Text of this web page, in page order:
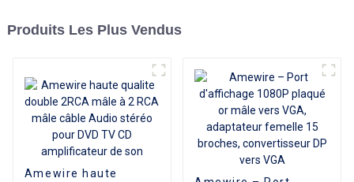
Produits Les Plus Vendus
Amewire haute